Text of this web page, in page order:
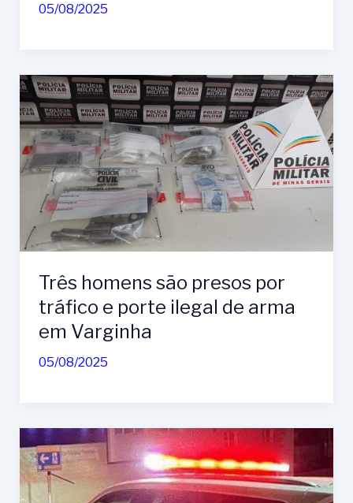
05/08/2025
Três homens são presos por
tráfico e porte ilegal de arma
em Varginha
05/08/2025